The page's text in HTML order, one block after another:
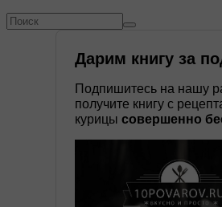
Дарим книгу за
Подпишитесь на нашу
получите книгу с
курицы совершенно